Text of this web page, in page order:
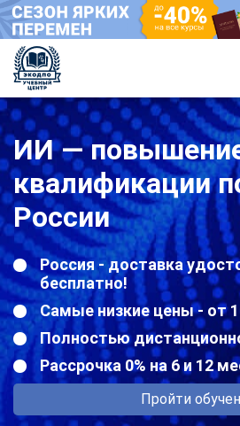
ИИ —
квалификации
России
Россия - доставка
бесплатно!
Самые низкие цены - от
Полностью
Рассрочка 0% на 6 и 12
Пройти